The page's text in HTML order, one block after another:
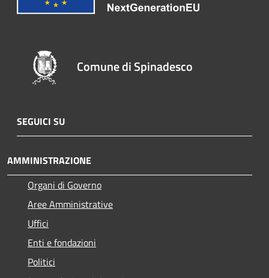
Comune di Spinadesco
SEGUICI SU
AMMINISTRAZIONE
Organi di Governo
Aree Amministrative
Uffici
Enti e fondazioni
Politici